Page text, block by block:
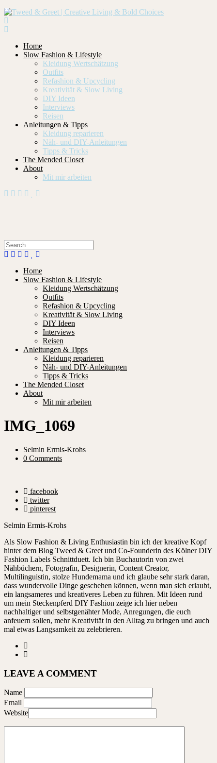
Home
Slow Fashion & Lifestyle
Kleidung Wertschätzung
Outfits
Refashion & Upcycling
Kreativität & Slow Living
DIY Ideen
Interviews
Reisen
Anleitungen & Tipps
Kleidung reparieren
Näh- und DIY-Anleitungen
Tipps & Tricks
The Mended Closet
About
Mit mir arbeiten
Home
Slow Fashion & Lifestyle
Kleidung Wertschätzung
Outfits
Refashion & Upcycling
Kreativität & Slow Living
DIY Ideen
Interviews
Reisen
Anleitungen & Tipps
Kleidung reparieren
Näh- und DIY-Anleitungen
Tipps & Tricks
The Mended Closet
About
Mit mir arbeiten
IMG_1069
Selmin Ermis-Krohs
0 Comments
facebook
twitter
pinterest
Selmin Ermis-Krohs
Als Slow Fashion & Living Enthusiastin bin ich der kreative Kopf
hinter dem Blog Tweed & Greet und Co-Founderin des Kölner DIY
Fashion Labels Schnittduett. Ich bin Buchautorin von zwei
Nähbüchern, Fotografin, Designerin, Content Creator,
Multilinguistin, stolze Hundemama und ich glaube sehr stark daran,
dass wundervolle Dinge geschehen können, wenn man sich erlaubt,
ein langsameres und kreativeres Leben zu führen. Mit Ideen rund
um mein Steckenpferd DIY Fashion zeige ich hier neben
nachhaltiger und selbstgenähter Mode, Anregungen, die euch
anfeuern sollen, mehr Kreativität in den Alltag zu bringen und auch
mal etwas Langsamkeit zu zelebrieren.
LEAVE A COMMENT
Name
Email
Website